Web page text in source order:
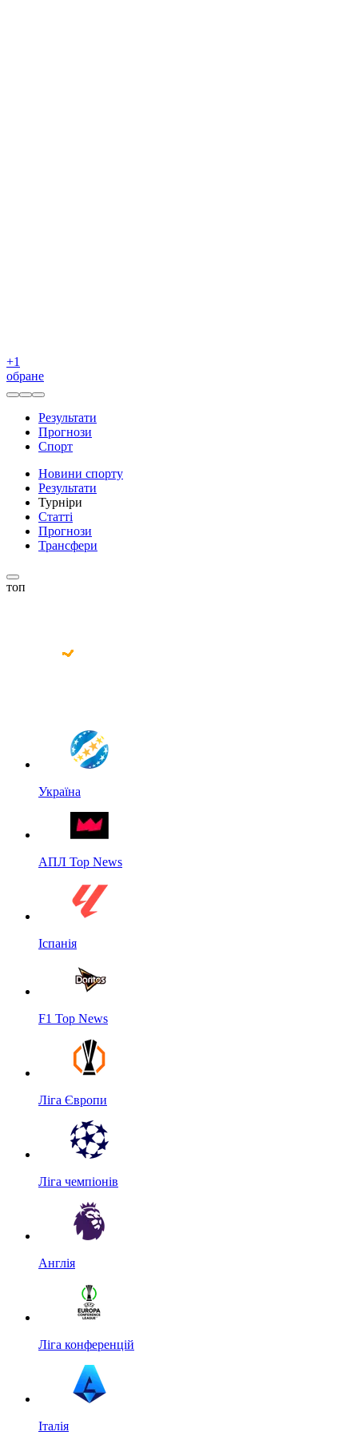
+1
обране
Результати
Прогнози
Спорт
Новини спорту
Результати
Турніри
Статті
Прогнози
Трансфери
топ
Україна
АПЛ Top News
Іспанія
F1 Top News
Ліга Європи
Ліга чемпіонів
Англія
Ліга конференцій
Італія